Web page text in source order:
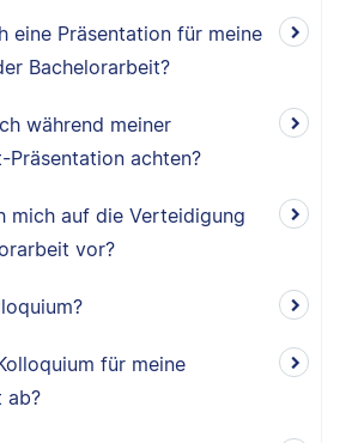
eine Präsentation für meine
Bachelorarbeit?
während meiner
Präsentation achten?
mich auf die Verteidigung
vor?
für meine
ab?